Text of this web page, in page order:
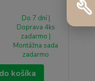
Do 7 dní |
Doprava 4ks
zadarmo |
Montážna sada
zadarmo
košíka